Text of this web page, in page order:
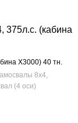
Х3000) 40 тн.
8х4
(4 оси)